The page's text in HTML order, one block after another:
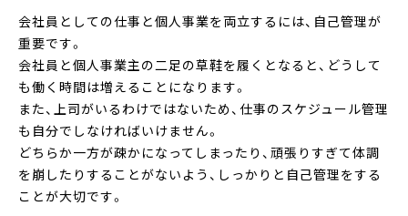
会社員としての仕事と個人事業を両立するには、自己管理が
重要です。
会社員と個人事業主の二足の草鞋を履くとなると、どうして
も働く時間は増えることになります。
また、上司がいるわけではないため、仕事のスケジュール管理
も自分でしなければいけません。
どちらか一方が疎かになってしまったり、頑張りすぎて体調
を崩したりすることがないよう、しっかりと自己管理をする
ことが大切です。